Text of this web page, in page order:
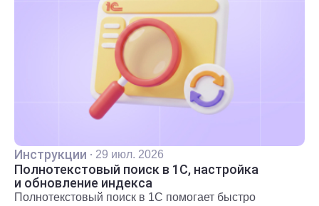
Инструкции · 29 июл. 2026
Полнотекстовый поиск в 1С, настройка
и обновление индекса
Полнотекстовый поиск в 1С помогает быстро